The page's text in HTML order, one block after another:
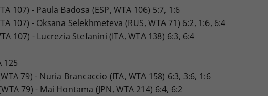
107) - Paula Badosa (ESP, WTA 106) 5:7, 1:6
107) - Oksana Selekhmeteva (RUS, WTA 71) 6:2, 1:6, 6:4
107) - Lucrezia Stefanini (ITA, WTA 138) 6:3, 6:4
125
79) - Nuria Brancaccio (ITA, WTA 158) 6:3, 3:6, 1:6
79) - Mai Hontama (JPN, WTA 214) 6:4, 6:2